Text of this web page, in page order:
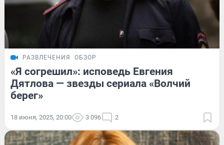
РАЗВЛЕЧЕНИЯ ОБЗОР
«Я согрешил»: исповедь Евгения
Дятлова — звезды сериала «Волчий
берег»
18 июня, 2025, 20:00 3 096 2